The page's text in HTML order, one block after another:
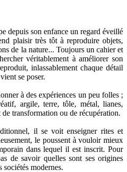
depuis son enfance un regard éveillé
plaisir très tôt à reproduire objets,
de la nature... Toujours un cahier et
véritablement à améliorer son
inlassablement chaque détail
se poser.
à des expériences un peu folles ;
argile, terre, tôle, métal, lianes,
transformation ou de récupération.
il se voit enseigner rites et
le poussent à vouloir mieux
dans lequel il est inscrit. Pour
de savoir quelles sont ses origines
sociétés modernes.